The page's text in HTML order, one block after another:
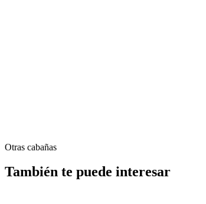
Otras cabañas
También te puede interesar